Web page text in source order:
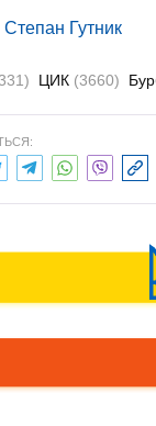
Степан Гутник
ЦИК (3660)